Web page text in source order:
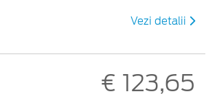
Vezi detalii
€ 123,65